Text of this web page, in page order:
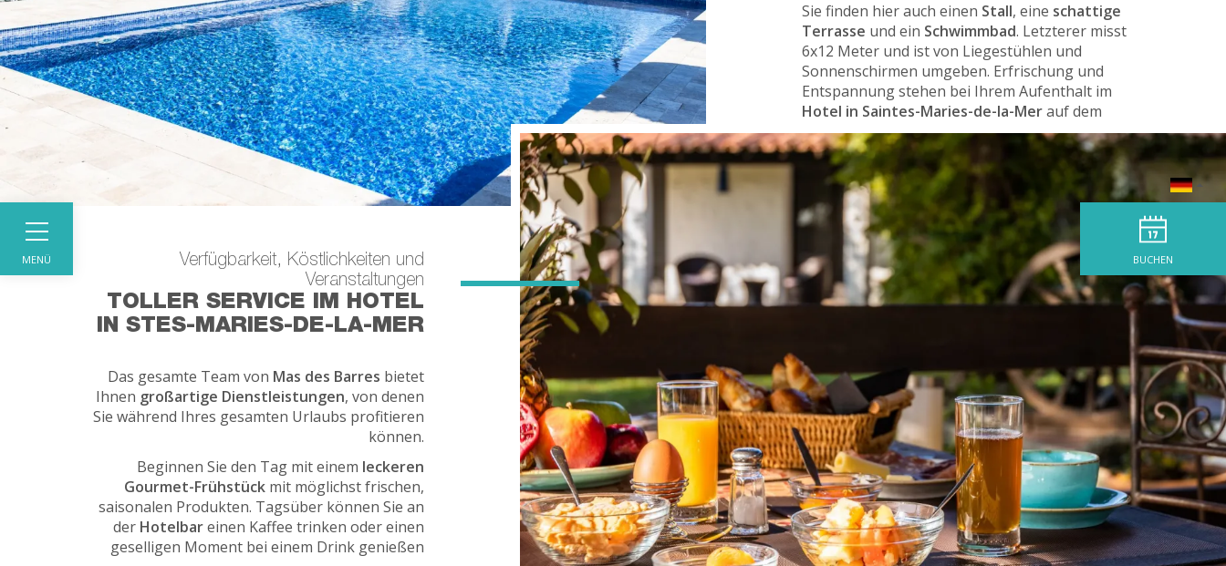
MENÜ BUCHEN
Sie finden hier auch einen Stall, eine schattige
Terrasse und ein Schwimmbad. Letzterer misst
6x12 Meter und ist von Liegestühlen und
Sonnenschirmen umgeben. Erfrischung und
Entspannung stehen bei Ihrem Aufenthalt im
Hotel in Saintes-Maries-de-la-Merauf dem
Programm.
Verfügbarkeit, Köstlichkeiten und
Veranstaltungen
TOLLER SERVICE IM HOTEL
IN STES-MARIES-DE-LA-MER
Das gesamte Team von Mas des Barres bietet
Ihnen großartige Dienstleistungen, von denen
Sie während Ihres gesamten Urlaubs profitieren
können.
Beginnen Sie den Tag mit einem leckeren
Gourmet-Frühstück mit möglichst frischen,
saisonalen Produkten. Tagsüber können Sie an
der Hotelbareinen Kaffee trinken oder einen
geselligen Moment bei einem Drink genießen